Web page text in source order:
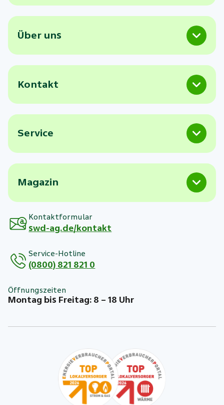
Über uns
Kontakt
Service
Magazin
Kontaktformular
swd-ag.de/kontakt
Service-Hotline
(0800) 821 821 0
Öffnungszeiten
Montag bis Freitag: 8 – 18 Uhr